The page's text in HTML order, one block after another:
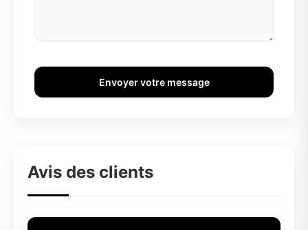
Envoyer votre message
Avis des clients